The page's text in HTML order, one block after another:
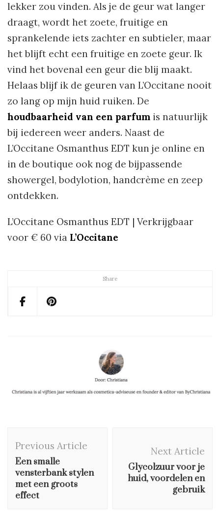
Share
lekker zou vinden. Als je de geur wat langer
draagt, wordt het zoete, fruitige en
sprankelende iets zachter en subtieler, maar
het blijft echt een fruitige en zoete geur. Ik
vind het bovenal een geur die blij maakt.
Helaas blijf ik de geuren van L’Occitane nooit
zo lang op mijn huid ruiken. De
houdbaarheid van een parfum is natuurlijk
bij iedereen weer anders. Naast de
L’Occitane Osmanthus EDT kun je online en
in de boutique ook nog de bijpassende
showergel, bodylotion, handcrème en zeep
ontdekken.
L’Occitane Osmanthus EDT | Verkrijgbaar
voor € 60 via L’Occitane
Navigation
Previous Article
Een smalle
vensterbank stylen
met een groots
effect
Next Article
Glycolzuur voor je
huid, voordelen en
gebruik